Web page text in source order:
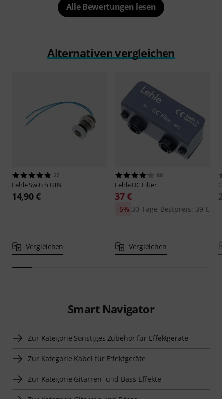
Alle Bewertungen lesen
Alternativen vergleichen
22
LehleSwitch BTN
14,90 €
Vergleichen
80
LehleDC Filter
37 €
30-Tage-Bestpreis: 39 €
-5%
Vergleichen
Smart Navigator
Zur Kategorie Sonstiges Zubehör für Effektgeräte
Zur Kategorie Kabel für Effektgeräte
Zur Kategorie Gitarren- und Bass-Effekte